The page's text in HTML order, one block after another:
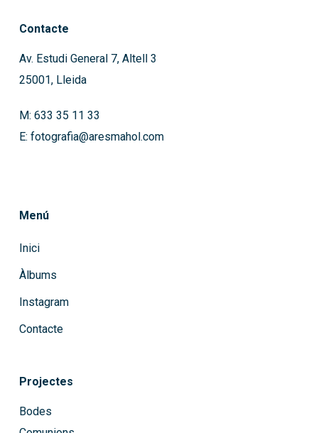
Contacte
Av. Estudi General 7, Altell 3
25001, Lleida
M: 633 35 11 33
E: fotografia@aresmahol.com
Menú
Inici
Àlbums
Instagram
Contacte
Projectes
Bodes